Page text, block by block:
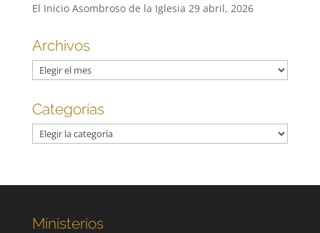
El Inicio Asombroso de la Iglesia 29 abril, 2026
Archivos
Archivos
Categorías
Categorías
Ministerios